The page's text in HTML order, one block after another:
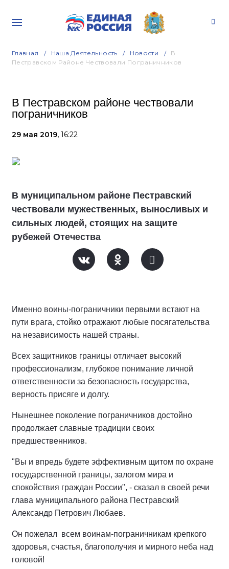
Главная Наша Деятельность Новости
В
Пестравском Районе Чествовали Пограничников
В Пестравском районе чествовали
пограничников
29 мая 2019, 16:22
В муниципальном районе Пестравский
чествовали мужественных, выносливых и
сильных людей, стоящих на защите
рубежей Отечества
Именно воины-пограничники первыми встают на
пути врага, стойко отражают любые посягательства
на независимость нашей страны.
Всех защитников границы отличает высокий
профессионализм, глубокое понимание личной
ответственности за безопасность государства,
верность присяге и долгу.
Нынешнее поколение пограничников достойно
продолжает славные традиции своих
предшественников.
"Вы и впредь будете эффективным щитом по охране
государственной границы, залогом мира и
спокойствия граждан России", - сказал в своей речи
глава муниципального района Пестравский
Александр Петрович Любаев.
Он пожелал всем воинам-пограничникам крепкого
здоровья, счастья, благополучия и мирного неба над
головой!